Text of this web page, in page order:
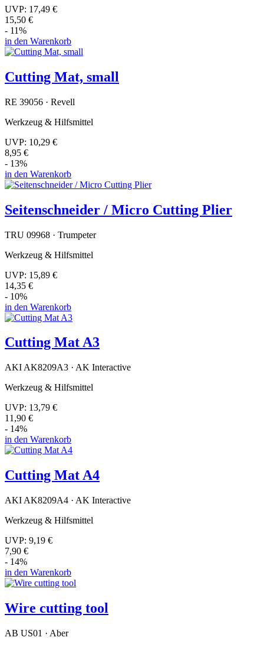
UVP: 17,49 €
15,50 €
- 11%
in den Warenkorb
Cutting Mat, small
RE 39056 · Revell
Werkzeug & Hilfsmittel
UVP: 10,29 €
8,95 €
- 13%
in den Warenkorb
Seitenschneider / Micro Cutting Plier
TRU 09968 · Trumpeter
Werkzeug & Hilfsmittel
UVP: 15,89 €
14,35 €
- 10%
in den Warenkorb
Cutting Mat A3
AKI AK8209A3 · AK Interactive
Werkzeug & Hilfsmittel
UVP: 13,79 €
11,90 €
- 14%
in den Warenkorb
Cutting Mat A4
AKI AK8209A4 · AK Interactive
Werkzeug & Hilfsmittel
UVP: 9,19 €
7,90 €
- 14%
in den Warenkorb
Wire cutting tool
AB US01 · Aber